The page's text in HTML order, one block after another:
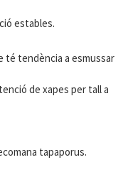
estables.
té tendència a esmussar
de xapes per tall a
tapaporus.